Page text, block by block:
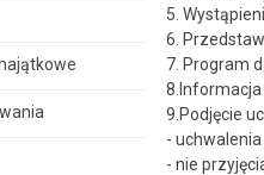
5.
6.
7. Program
8.Informacja
9.Podjęcie
-
- nie